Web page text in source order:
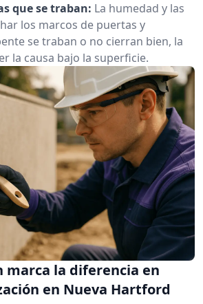
que se traban: La humedad y las
los marcos de puertas y
se traban o no cierran bien, la
la causa bajo la superficie.
marca la diferencia en
en Nueva Hartford